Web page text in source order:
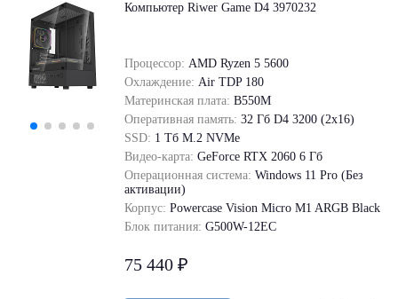
Компьютер Riwer Game D4 3970232
Процессор: AMD Ryzen 5 5600
Охлаждение: Air TDP 180
Материнская плата: B550M
Оперативная память: 32 Гб D4 3200 (2x16)
SSD: 1 Tб M.2 NVMe
Видео-карта: GeForce RTX 2060 6 Гб
Операционная система: Windows 11 Pro (Без
активации)
Корпус: Powercase Vision Micro M1 ARGB Black
Блок питания: G500W-12EC
75 440 ₽